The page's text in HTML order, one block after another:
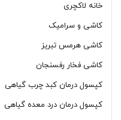
خانه لاکچری
کاشی و سرامیک
کاشی هرمس تبریز
کاشی فخار رفسنجان
کپسول درمان کبد چرب گیاهی
کپسول درمان درد معده گیاهی